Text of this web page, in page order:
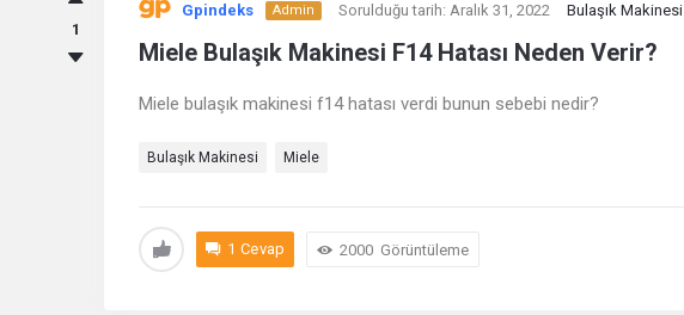
Soru
Cevap
Latest
1
Gpindeks Admin Sorulduğu tarih: Aralık 31, 2022 Bulaşık Makinesi
Miele Bulaşık Makinesi F14 Hatası Neden Verir?
Miele bulaşık makinesi f14 hatası verdi bunun sebebi nedir?
Bulaşık Makinesi Miele
1 Cevap 2000 Görüntüleme